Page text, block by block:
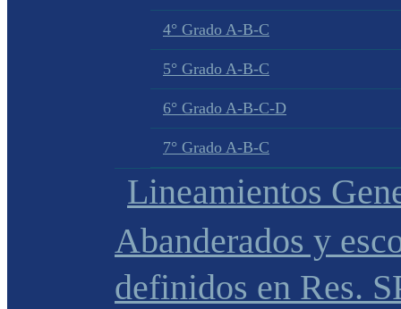
4° Grado A-B-C
5° Grado A-B-C
6° Grado A-B-C-D
7° Grado A-B-C
Lineamientos
Abanderados y
definidos en Res.